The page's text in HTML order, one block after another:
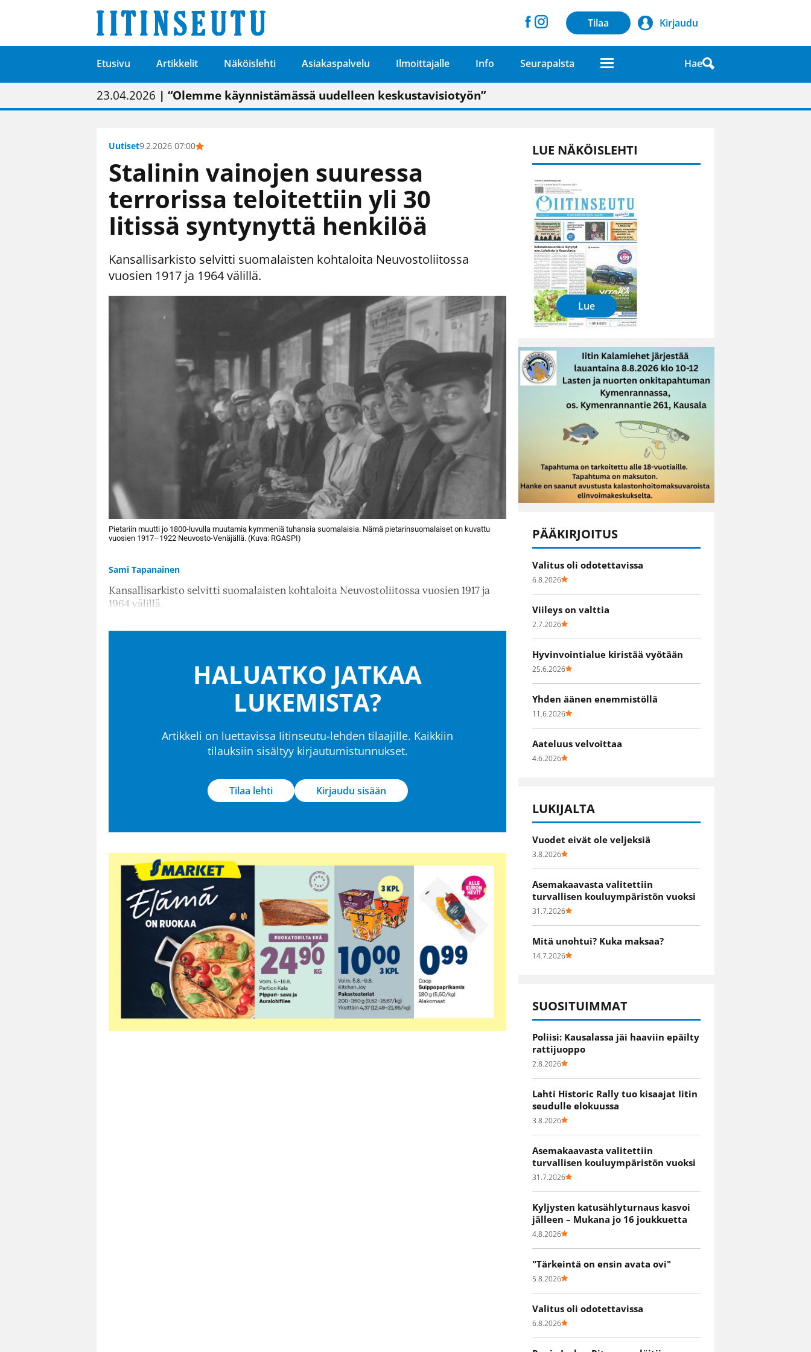
Tilaa Kirjaudu
Etusivu Artikkelit Näköislehti Asiakaspalvelu Ilmoittajalle Info Seurapalsta Hae
01.02.2026 | Painon vaihtumisen pitäisi näkyä hieman parempana painojäljen laatuna lehdessä
05.02.2026 | Uudistettu kunnantalo on valoisa
23.04.2026 | “Olemme käynnistämässä uudelleen keskustavisiotyön”
09.05.2026| "Maalla on totuttu elämään omavaraisemmin kuin kaupungissa"
Uutiset9.2.2026 07:00
Stalinin vainojen suuressa
terrorissa teloitettiin yli 30
Iitissä syntynyttä henkilöä
Kansallisarkisto selvitti suomalaisten kohtaloita Neuvostoliitossa
vuosien 1917 ja 1964 välillä.
Pietariin muutti jo 1800-luvulla muutamia kymmeniä tuhansia suomalaisia. Nämä pietarinsuomalaiset on kuvattu
vuosien 1917–1922 Neuvosto-Venäjällä. (Kuva: RGASPI)
Sami Tapanainen
Kansallisarkisto selvitti suomalaisten kohtaloita Neuvostoliitossa vuosien 1917 ja
1964 välillä.
HALUATKO JATKAA
LUKEMISTA?
Artikkeli on luettavissa Iitinseutu-lehden tilaajille. Kaikkiin
tilauksiin sisältyy kirjautumistunnukset.
Tilaa lehti Kirjaudu sisään
LUE NÄKÖISLEHTI
Lue
PÄÄKIRJOITUS
Valitus oli odotettavissa
6.8.2026
Viileys on valttia
2.7.2026
Hyvinvointialue kiristää vyötään
25.6.2026
Yhden äänen enemmistöllä
11.6.2026
Aateluus velvoittaa
4.6.2026
LUKIJALTA
Vuodet eivät ole veljeksiä
3.8.2026
Asemakaavasta valitettiin
turvallisen kouluympäristön vuoksi
31.7.2026
Mitä unohtui? Kuka maksaa?
14.7.2026
SUOSITUIMMAT
Poliisi: Kausalassa jäi haaviin epäilty
rattijuoppo
2.8.2026
Lahti Historic Rally tuo kisaajat Iitin
seudulle elokuussa
3.8.2026
Asemakaavasta valitettiin
turvallisen kouluympäristön vuoksi
31.7.2026
Kyljysten katusählyturnaus kasvoi
jälleen – Mukana jo 16 joukkuetta
4.8.2026
"Tärkeintä on ensin avata ovi"
5.8.2026
Valitus oli odotettavissa
6.8.2026